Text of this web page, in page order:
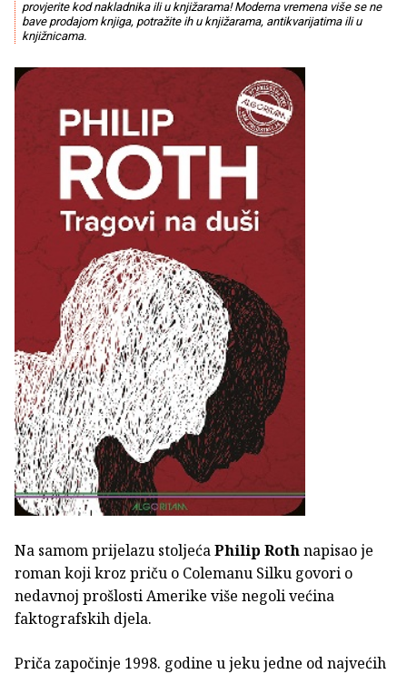
provjerite kod nakladnika ili u knjižarama! Moderna vremena više se ne
bave prodajom knjiga, potražite ih u knjižarama, antikvarijatima ili u
knjižnicama.
Na samom prijelazu stoljećaPhilip Rothnapisao je
roman koji kroz priču o Colemanu Silku govori o
nedavnoj prošlosti Amerike više negoli većina
faktografskih djela.
Priča započinje 1998. godine u jeku jedne od najvećih